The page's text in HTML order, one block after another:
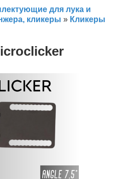
для лука и
кликеры » Кликеры